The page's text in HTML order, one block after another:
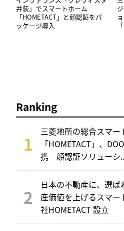
井荻」でスマートホーム
「HOMETACT」と顔認証をパ
ッケージ導入
Ranking
三菱地所の総合スマー
「HOMETACT」、
携 顔認証ソリューシ
日本の不動産に、選
産価値を上げるスマ
社HOMETACT 設立